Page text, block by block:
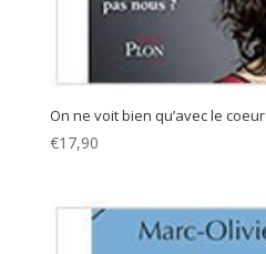
On ne voit bien qu’avec le coeur
€17,90